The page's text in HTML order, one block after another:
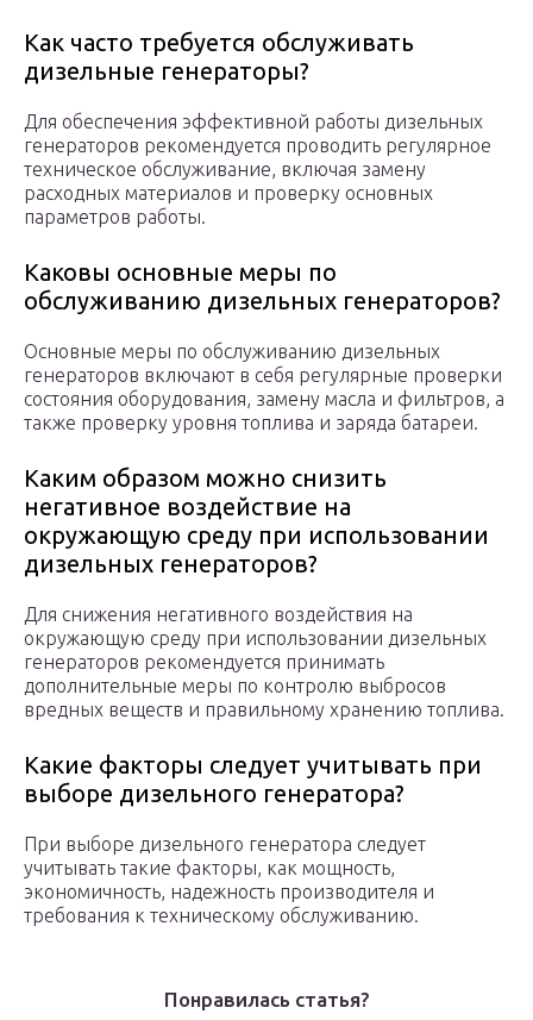
Как часто требуется обслуживать
дизельные генераторы?
Для обеспечения эффективной работы дизельных
генераторов рекомендуется проводить регулярное
техническое обслуживание, включая замену
расходных материалов и проверку основных
параметров работы.
Каковы основные меры по
обслуживанию дизельных генераторов?
Основные меры по обслуживанию дизельных
генераторов включают в себя регулярные проверки
состояния оборудования, замену масла и фильтров, а
также проверку уровня топлива и заряда батареи.
Каким образом можно снизить
негативное воздействие на
окружающую среду при использовании
дизельных генераторов?
Для снижения негативного воздействия на
окружающую среду при использовании дизельных
генераторов рекомендуется принимать
дополнительные меры по контролю выбросов
вредных веществ и правильному хранению топлива.
Какие факторы следует учитывать при
выборе дизельного генератора?
При выборе дизельного генератора следует
учитывать такие факторы, как мощность,
экономичность, надежность производителя и
требования к техническому обслуживанию.
Понравилась статья?